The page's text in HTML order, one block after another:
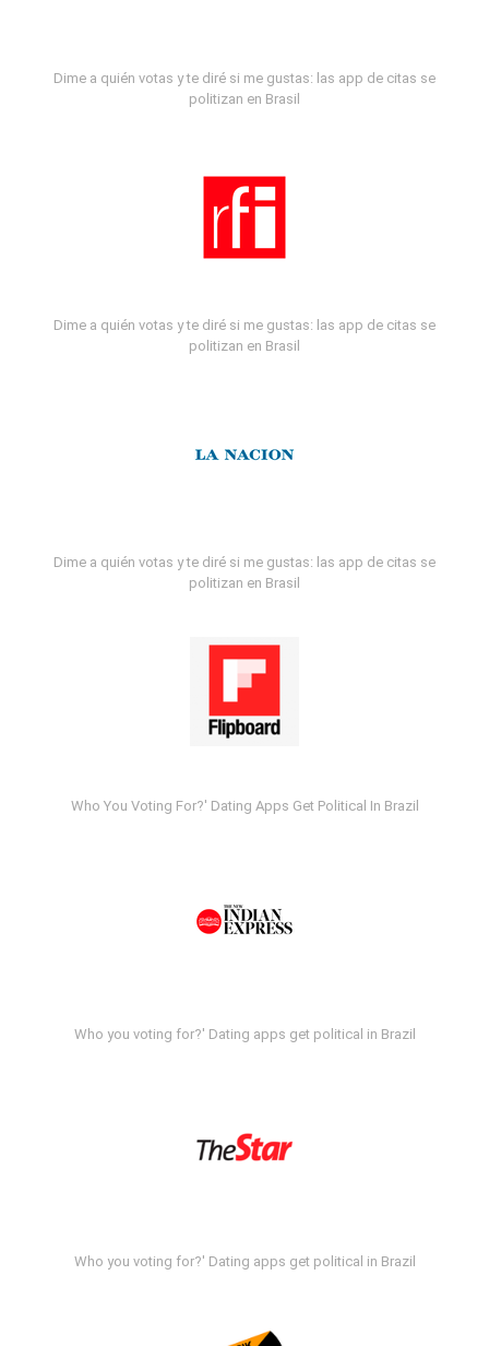
Dime a quién votas y te diré si me gustas: las app de citas se
politizan en Brasil
Dime a quién votas y te diré si me gustas: las app de citas se
politizan en Brasil
Dime a quién votas y te diré si me gustas: las app de citas se
politizan en Brasil
Who You Voting For?' Dating Apps Get Political In Brazil
Who you voting for?' Dating apps get political in Brazil
Who you voting for?' Dating apps get political in Brazil